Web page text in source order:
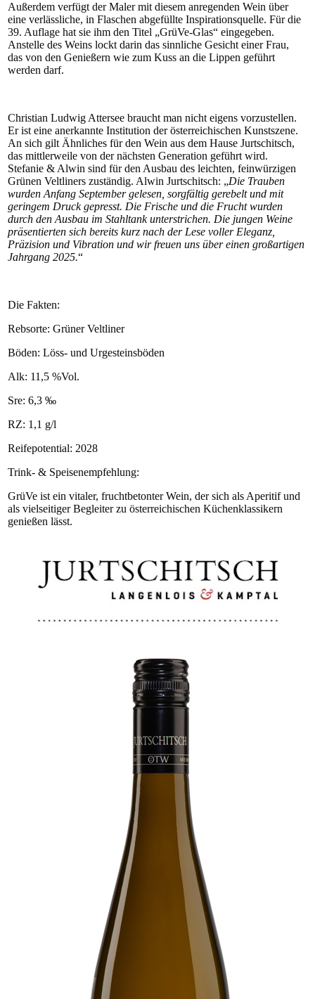
Außerdem verfügt der Maler mit diesem anregenden Wein über
eine verlässliche, in Flaschen abgefüllte Inspirationsquelle. Für die
39. Auflage hat sie ihm den Titel „GrüVe-Glas“ eingegeben.
Anstelle des Weins lockt darin das sinnliche Gesicht einer Frau,
das von den Genießern wie zum Kuss an die Lippen geführt
werden darf.
Christian Ludwig Attersee braucht man nicht eigens vorzustellen.
Er ist eine anerkannte Institution der österreichischen Kunstszene.
An sich gilt Ähnliches für den Wein aus dem Hause Jurtschitsch,
das mittlerweile von der nächsten Generation geführt wird.
Stefanie & Alwin sind für den Ausbau des leichten, feinwürzigen
Grünen Veltliners zuständig. Alwin Jurtschitsch: „Die Trauben
wurden Anfang September gelesen, sorgfältig gerebelt und mit
geringem Druck gepresst. Die Frische und die Frucht wurden
durch den Ausbau im Stahltank unterstrichen. Die jungen Weine
präsentierten sich bereits kurz nach der Lese voller Eleganz,
Präzision und Vibration und wir freuen uns über einen großartigen
Jahrgang 2025.“
Die Fakten:
Rebsorte: Grüner Veltliner
Böden: Löss- und Urgesteinsböden
Alk: 11,5 %Vol.
Sre: 6,3 ‰
RZ: 1,1 g/l
Reifepotential: 2028
Trink- & Speisenempfehlung:
GrüVe ist ein vitaler, fruchtbetonter Wein, der sich als Aperitif und
als vielseitiger Begleiter zu österreichischen Küchenklassikern
genießen lässt.